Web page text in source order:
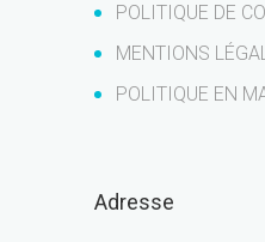
POLITIQUE DE
MENTIONS
POLITIQUE EN
Adresse